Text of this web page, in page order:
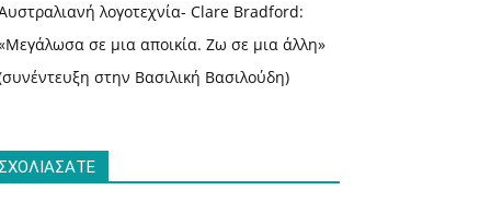
λογοτεχνία- Clare Bradford:
σε μια αποικία. Ζω σε μια άλλη»
στην Βασιλική Βασιλούδη)
ΣΧΟΛΙΑΣΑΤΕ